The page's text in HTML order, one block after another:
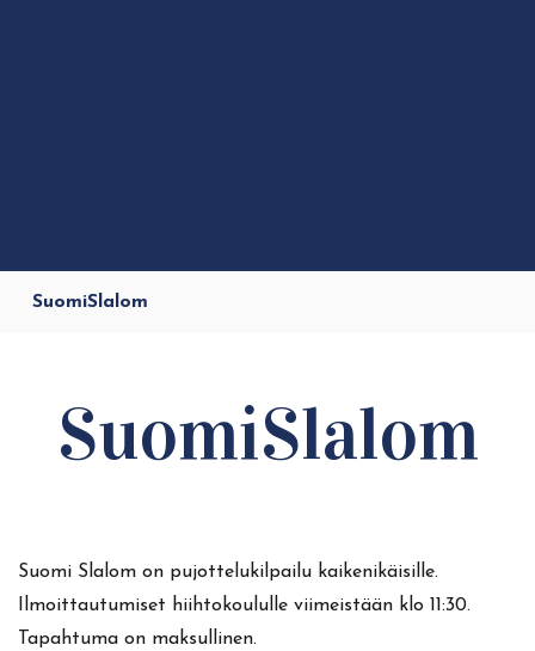
SuomiSlalom
SuomiSlalom
Suomi Slalom on pujottelukilpailu kaikenikäisille.
Ilmoittautumiset hiihtokoululle viimeistään klo 11:30.
Tapahtuma on maksullinen.